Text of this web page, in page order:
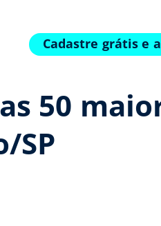
Cadastre grátis e
50
SP